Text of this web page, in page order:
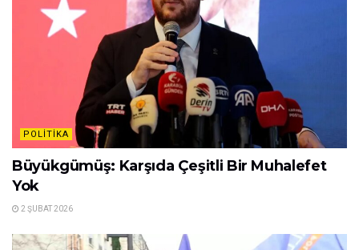
POLITIKA
Büyükgümüş: Karşıda Çeşitli Bir Muhalefet
Yok
2 ŞUBAT 2026